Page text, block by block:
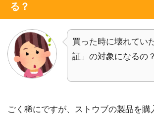
る？
買った時に壊れてい
証」の対象になるの？
ごく稀にですが、ストウブの製品を購